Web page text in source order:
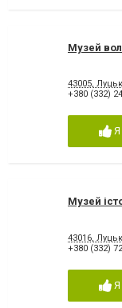
Музей
43005,
+380 (332)
Я
Музей
43016,
+380 (332)
Я